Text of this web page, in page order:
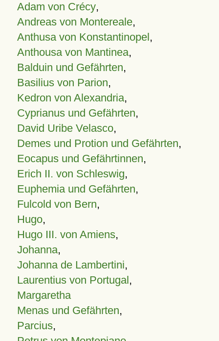
Adam von Crécy,
Andreas von Montereale,
Anthusa von Konstantinopel,
Anthousa von Mantinea,
Balduin und Gefährten,
Basilius von Parion,
Kedron von Alexandria,
Cyprianus und Gefährten,
David Uribe Velasco,
Demes und Protion und Gefährten,
Eocapus und Gefährtinnen,
Erich II. von Schleswig,
Euphemia und Gefährten,
Fulcold von Bern,
Hugo,
Hugo III. von Amiens,
Johanna,
Johanna de Lambertini,
Laurentius von Portugal,
Margaretha
Menas und Gefährten,
Parcius,